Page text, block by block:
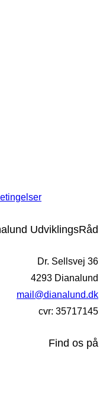
UdviklingsRåd
Dr. Sellsvej 36
4293 Dianalund
mail@dianalund.dk
cvr: 35717145
Find os på